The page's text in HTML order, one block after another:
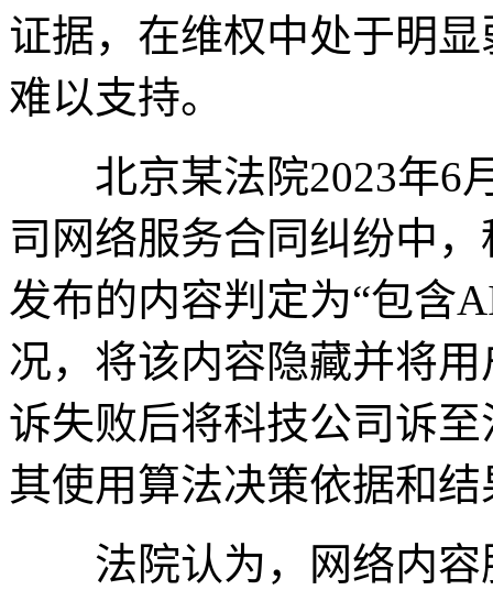
证据，在维权中处于明
难以支持。
北京某法院2023年6
司网络服务合同纠纷中
发布的内容判定为“包含
况，将该内容隐藏并将
诉失败后将科技公司诉
其使用算法决策依据和
法院认为，网络内容